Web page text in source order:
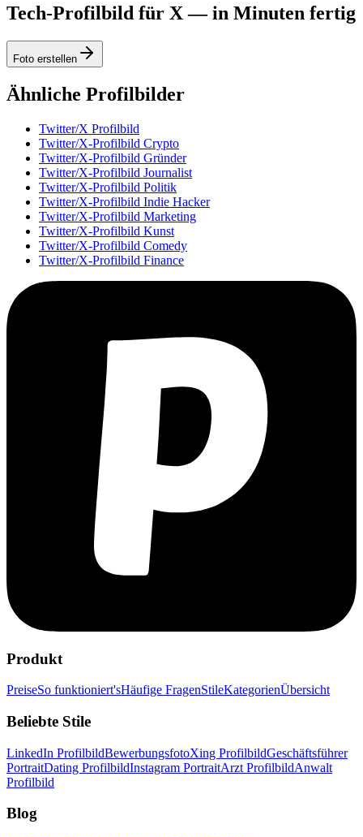
Tech-Profilbild für X — in Minuten fertig
Foto erstellen
Ähnliche Profilbilder
Twitter/X Profilbild
Twitter/X-Profilbild Crypto
Twitter/X-Profilbild Gründer
Twitter/X-Profilbild Journalist
Twitter/X-Profilbild Politik
Twitter/X-Profilbild Indie Hacker
Twitter/X-Profilbild Marketing
Twitter/X-Profilbild Kunst
Twitter/X-Profilbild Comedy
Twitter/X-Profilbild Finance
Produkt
PreiseSo funktioniert'sHäufige FragenStileKategorienÜbersicht
Beliebte Stile
LinkedIn ProfilbildBewerbungsfotoXing ProfilbildGeschäftsführer
PortraitDating ProfilbildInstagram PortraitArzt ProfilbildAnwalt
Profilbild
Blog